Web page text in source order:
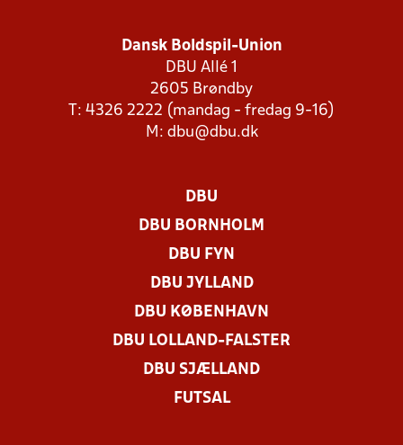
Dansk Boldspil-Union
DBU Allé 1
2605 Brøndby
T: 4326 2222 (mandag - fredag 9-16)
M: dbu@dbu.dk
DBU
DBU BORNHOLM
DBU FYN
DBU JYLLAND
DBU KØBENHAVN
DBU LOLLAND-FALSTER
DBU SJÆLLAND
FUTSAL